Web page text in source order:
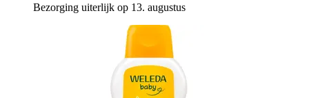
Bezorging uiterlijk op 13. augustus